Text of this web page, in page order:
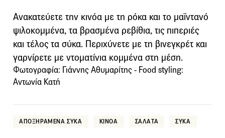
Ανακατεύετε την κινόα με τη ρόκα και το μαϊντανό
ψιλοκομμένα, τα βρασμένα ρεβίθια, τις πιπεριές
και τέλος τα σύκα. Περιχύνετε με τη βινεγκρέτ και
γαρνίρετε με ντοματίνια κομμένα στη μέση.
Φωτογραφία: Γιάννης Αθυμαρίτης - Food styling:
Αντωνία Κατή
ΑΠΟΞΗΡΑΜΕΝΑ ΣΥΚΑ ΚΙΝΟΑ ΣΑΛΑΤΑ ΣΥΚΑ